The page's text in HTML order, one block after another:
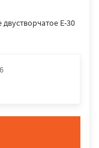
E-30